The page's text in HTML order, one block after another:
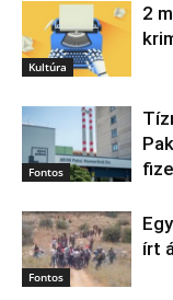
Kultúra
2
Fontos
Fontos
írt